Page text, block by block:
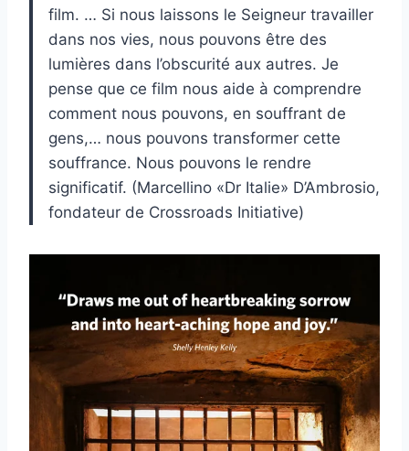
film. … Si nous laissons le Seigneur travailler
dans nos vies, nous pouvons être des
lumières dans l’obscurité aux autres. Je
pense que ce film nous aide à comprendre
comment nous pouvons, en souffrant de
gens,… nous pouvons transformer cette
souffrance. Nous pouvons le rendre
significatif. (Marcellino «Dr Italie» D’Ambrosio,
fondateur de Crossroads Initiative)